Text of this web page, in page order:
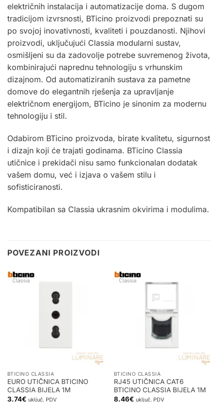
električnih instalacija i automatizacije doma. S dugom
tradicijom izvrsnosti, BTicino proizvodi prepoznati su
po svojoj inovativnosti, kvaliteti i pouzdanosti. Njihovi
proizvodi, uključujući Classia modularni sustav,
osmišljeni su da zadovolje potrebe suvremenog života,
kombinirajući naprednu tehnologiju s vrhunskim
dizajnom. Od automatiziranih sustava za pametne
domove do elegantnih rješenja za upravljanje
električnom energijom, BTicino je sinonim za modernu
tehnologiju i stil.
Odabirom BTicino proizvoda, birate kvalitetu, sigurnost
i dizajn koji će trajati godinama. BTicino Classia
utičnice i prekidači nisu samo funkcionalan dodatak
vašem domu, već i izjava o vašem stilu i
sofisticiranosti.
Kompatibilan sa Classia ukrasnim okvirima i modulima.
POVEZANI PROIZVODI
BTICINO CLASSIA
EURO UTIČNICA BTICINO
CLASSIA BIJELA 1M
3.74€ uključ. PDV
BTICINO CLASSIA
RJ45 UTIČNICA CAT6
BTICINO CLASSIA BIJELA 1M
8.46€ uključ. PDV